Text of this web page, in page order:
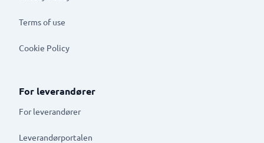
Terms of use
Cookie Policy
For leverandører
For leverandører
Leverandørportalen